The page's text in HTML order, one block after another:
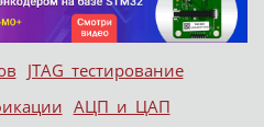
JTAG тестирование
АЦП и ЦАП